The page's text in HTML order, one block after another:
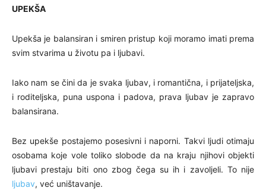
UPEKŠA
Upekša je balansiran i smiren pristup koji moramo imati prema
svim stvarima u životu pa i ljubavi.
Iako nam se čini da je svaka ljubav, i romantična, i prijateljska,
i roditeljska, puna uspona i padova, prava ljubav je zapravo
balansirana.
Bez upekše postajemo posesivni i naporni. Takvi ljudi otimaju
osobama koje vole toliko slobode da na kraju njihovi objekti
ljubavi prestaju biti ono zbog čega su ih i zavoljeli. To nije
ljubav, već uništavanje.